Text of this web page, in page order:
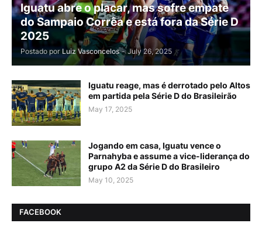
Iguatu abre o placar, mas sofre empate
do Sampaio Corrêa e está fora da Série D
2025
Postado por Luiz Vasconcelos - July 26, 2025
Iguatu reage, mas é derrotado pelo Altos
em partida pela Série D do Brasileirão
May 17, 2025
Jogando em casa, Iguatu vence o
Parnahyba e assume a vice-liderança do
grupo A2 da Série D do Brasileiro
May 10, 2025
FACEBOOK